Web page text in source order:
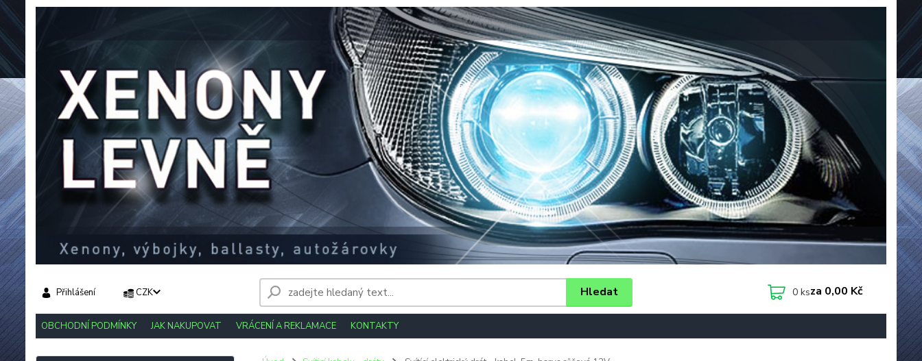
OBCHODNÍ PODMÍNKY JAK NAKUPOVAT VRÁCENÍ A REKLAMACE KONTAKTY
CZK
Přihlášení Hledat 0ksza 0,00 Kč